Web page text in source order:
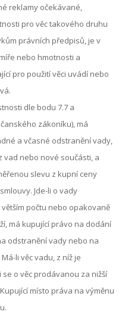
reklamy očekávané,
pro věc takového druhu
právních předpisů, je v
nebo hmotnosti a
pro použití věci uvádí nebo
dle bodu 7.7 a
zákoníku), má
a včasné odstranění vady,
vad nebo nové součásti, a
slevu z kupní ceny
Jde-li o vady
počtu nebo opakovaně
má kupující právo na dodání
odstranění vady nebo na
li věc vadu, z níž je
o věc prodávanou za nižší
místo práva na výměnu